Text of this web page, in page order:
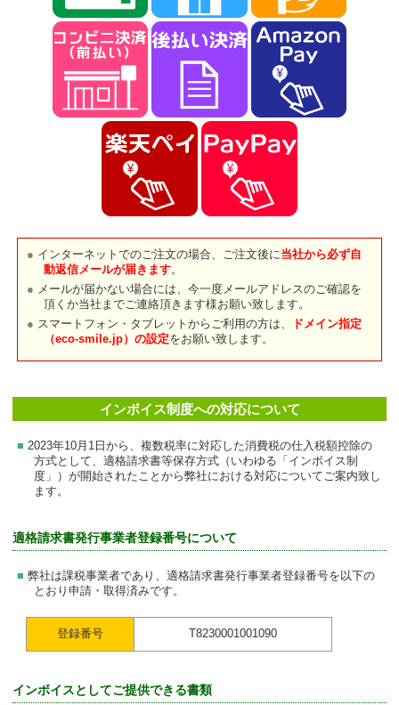
インターネットでのご注文の場合、ご注文後に当社から必ず自
動返信メールが届きます。
メールが届かない場合には、今一度メールアドレスのご確認を
頂くか当社までご連絡頂きます様お願い致します。
スマートフォン・タブレットからご利用の方は、
ドメイン指定
（eco-smile.jp）の設定をお願い致します。
インボイス制度への対応について
2023年10月1日から、複数税率に対応した消費税の仕入税額控除の
方式として、適格請求書等保存方式（いわゆる「インボイス制
度」）が開始されたことから弊社における対応についてご案内致し
ます。
適格請求書発行事業者登録番号について
弊社は課税事業者であり、適格請求書発行事業者登録番号を以下の
とおり申請・取得済みです。
登録番号 T8230001001090
インボイスとしてご提供できる書類